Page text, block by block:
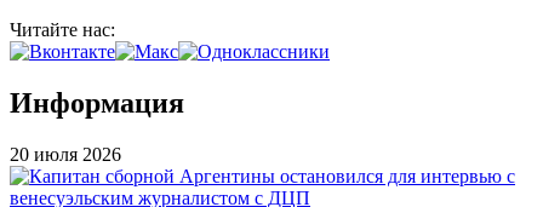
Читайте нас:
Информация
20 июля 2026